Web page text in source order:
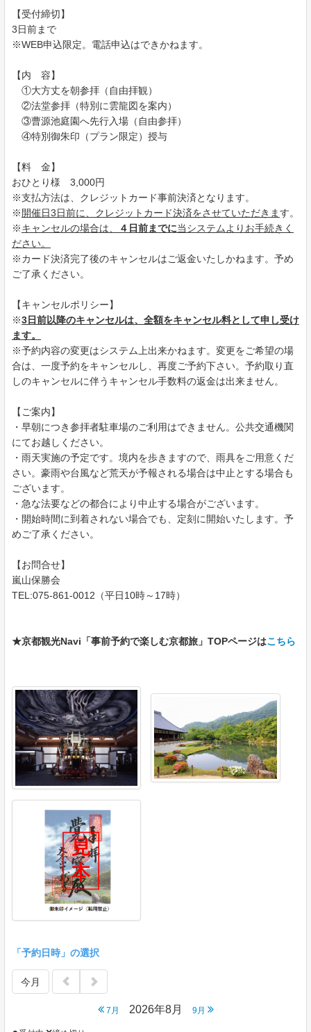
【受付締切】
3日前まで
※WEB申込限定。電話申込はできかねます。
【内 容】
①大方丈を朝参拝（自由拝観）
②法堂参拝（特別に雲龍図を案内）
③曹源池庭園へ先行入場（自由参拝）
④特別御朱印（プラン限定）授与
【料 金】
おひとり様 3,000円
※支払方法は、クレジットカード事前決済となります。
※ 開催日3日前に、クレジットカード決済をさせていただきます。
※キャンセルの場合は、 ４日前までに当システムよりお手続きく
ださい。
※カード決済完了後のキャンセルはご返金いたしかねます。予め
ご了承ください。
【キャンセルポリシー】
※3日前以降のキャンセルは、全額をキャンセル料として申し受け
ます。
※予約内容の変更はシステム上出来かねます。変更をご希望の場
合は、一度予約をキャンセルし、再度ご予約下さい。予約取り直
しのキャンセルに伴うキャンセル手数料の返金は出来ません。
【ご案内】
・早朝につき参拝者駐車場のご利用はできません。公共交通機関
にてお越しください。
・雨天実施の予定です。境内を歩きますので、雨具をご用意くだ
さい。豪雨や台風など荒天が予報される場合は中止とする場合も
ございます。
・急な法要などの都合により中止する場合がございます。
・開始時間に到着されない場合でも、定刻に開始いたします。予
めご了承ください。
【お問合せ】
嵐山保勝会
TEL:075-861-0012（平日10時～17時）
★京都観光Navi「事前予約で楽しむ京都旅」TOPページはこちら
「予約日時」の選択
今月
7月 2026年8月 9月